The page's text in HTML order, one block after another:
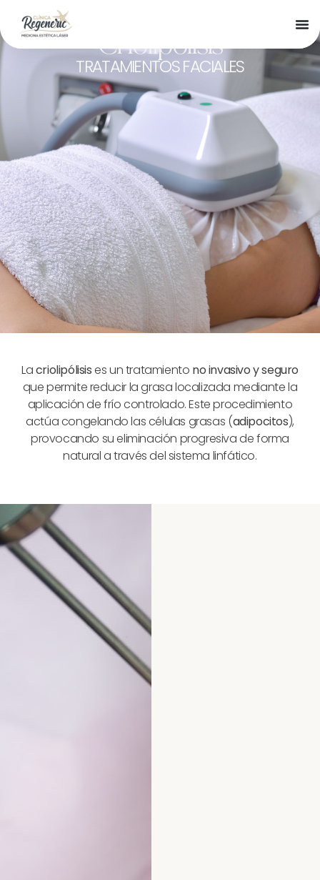
Criolipolisis
TRATAMIENTOS FACIALES
Lacriolipólisises un tratamiento no invasivo y seguro
que permite reducir la grasa localizada mediante la
aplicación de frío controlado. Este procedimiento
actúa congelando las células grasas (adipocitos),
provocando su eliminación progresiva de forma
natural a través del sistema linfático.